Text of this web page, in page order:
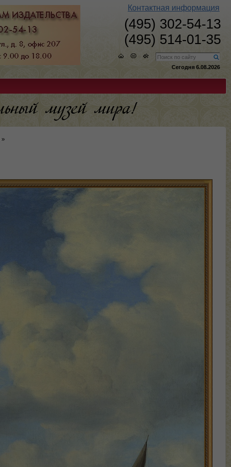
Контактная информация
(495) 302-54-13
(495) 514-01-35
Сегодня 6.08.2026
»